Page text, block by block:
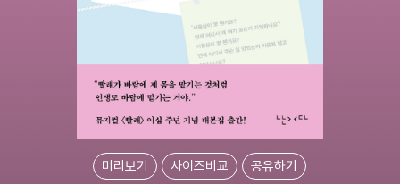
미리보기 사이즈비교 공유하기